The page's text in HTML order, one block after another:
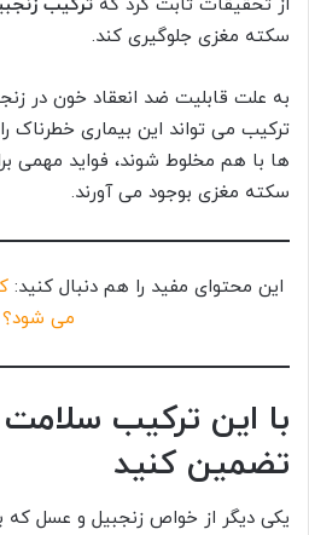
از تحقیقات ثابت کرد که ترکیب
سکته مغزی جلوگیری کند.
به علت قابلیت ضد انعقاد خون در
ترکیب می تواند این بیماری خطرناک
ها با هم مخلوط شوند، فواید مهمی
سکته مغزی بوجود می آورند.
این محتوای مفید را هم دنبال کنید:
می شود؟
با این ترکیب
تضمین کنید
یکی دیگر از خواص زنجبیل و عسل که